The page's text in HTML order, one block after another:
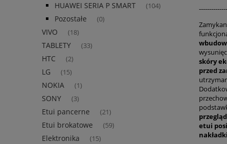
HUAWEI SERIA P SMART (104)
Pozostałe (0)
VIVO (18)
TABLETY (33)
HTC (2)
LG (15)
NOKIA (1)
SONY (3)
Etui pancerne (21)
Etui brokatowe (59)
Elektronika (15)
skóry
przed
etui